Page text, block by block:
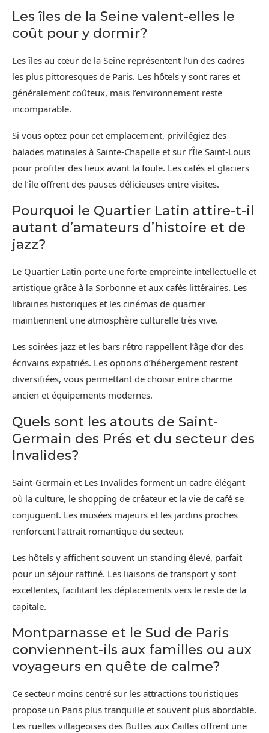
Les îles de la Seine valent-elles le
coût pour y dormir?
Les îles au cœur de la Seine représentent l’un des cadres
les plus pittoresques de Paris. Les hôtels y sont rares et
généralement coûteux, mais l’environnement reste
incomparable.
Si vous optez pour cet emplacement, privilégiez des
balades matinales à Sainte-Chapelle et sur l’Île Saint-Louis
pour profiter des lieux avant la foule. Les cafés et glaciers
de l’île offrent des pauses délicieuses entre visites.
Pourquoi le Quartier Latin attire-t-il
autant d’amateurs d’histoire et de
jazz?
Le Quartier Latin porte une forte empreinte intellectuelle et
artistique grâce à la Sorbonne et aux cafés littéraires. Les
librairies historiques et les cinémas de quartier
maintiennent une atmosphère culturelle très vive.
Les soirées jazz et les bars rétro rappellent l’âge d’or des
écrivains expatriés. Les options d’hébergement restent
diversifiées, vous permettant de choisir entre charme
ancien et équipements modernes.
Quels sont les atouts de Saint-
Germain des Prés et du secteur des
Invalides?
Saint-Germain et Les Invalides forment un cadre élégant
où la culture, le shopping de créateur et la vie de café se
conjuguent. Les musées majeurs et les jardins proches
renforcent l’attrait romantique du secteur.
Les hôtels y affichent souvent un standing élevé, parfait
pour un séjour raffiné. Les liaisons de transport y sont
excellentes, facilitant les déplacements vers le reste de la
capitale.
Montparnasse et le Sud de Paris
conviennent-ils aux familles ou aux
voyageurs en quête de calme?
Ce secteur moins centré sur les attractions touristiques
propose un Paris plus tranquille et souvent plus abordable.
Les ruelles villageoises des Buttes aux Cailles offrent une